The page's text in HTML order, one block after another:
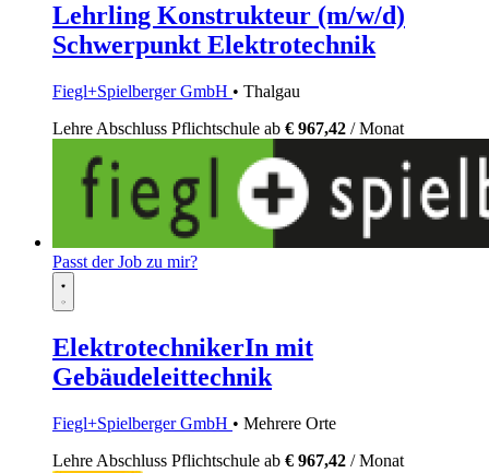
Lehrling Konstrukteur (m/w/d)
Schwerpunkt Elektrotechnik
Fiegl+Spielberger GmbH • Thalgau
Lehre Abschluss Pflichtschule ab € 967,42 / Monat
Passt der Job zu mir?
ElektrotechnikerIn mit
Gebäudeleittechnik
Fiegl+Spielberger GmbH • Mehrere Orte
Lehre Abschluss Pflichtschule ab € 967,42 / Monat